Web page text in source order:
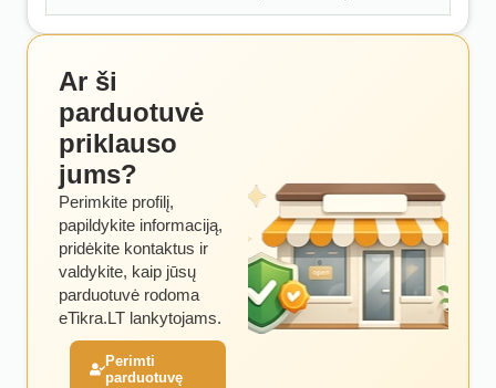
Ar ši
parduotuvė
priklauso
jums?
Perimkite profilį,
papildykite informaciją,
pridėkite kontaktus ir
valdykite, kaip jūsų
parduotuvė rodoma
eTikra.LT lankytojams.
Perimti
parduotuvę